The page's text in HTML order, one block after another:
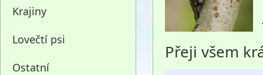
Krajiny
Lovečtí psi
Ostatní
Přeji všem